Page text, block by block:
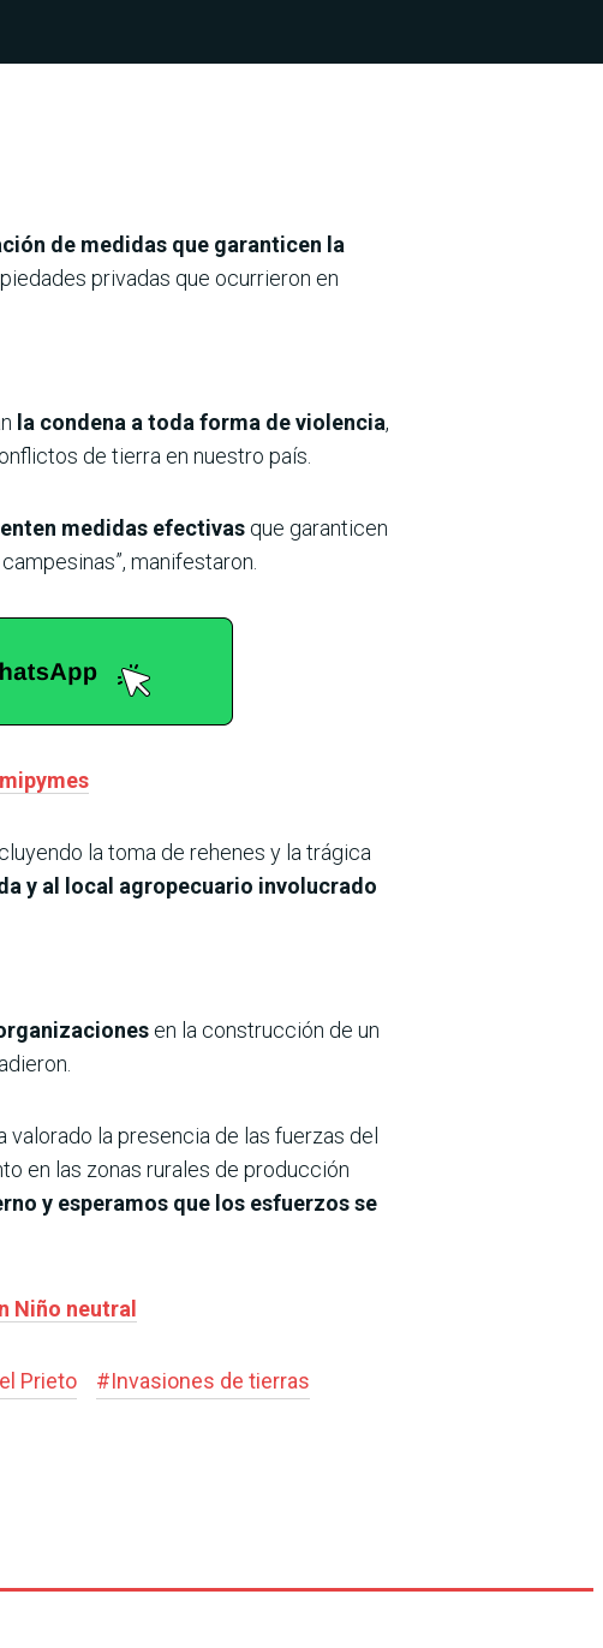
de medidas que garanticen la
privadas que ocurrieron en
la condena a toda forma de violencia,
de tierra en nuestro país.
medidas efectivas que garanticen
manifestaron.
la toma de rehenes y la trágica
y al local agropecuario involucrado
en la construcción de un
la presencia de las fuerzas del
en las zonas rurales de producción
y esperamos que los esfuerzos se
Niño neutral
Prieto #Invasiones de tierras